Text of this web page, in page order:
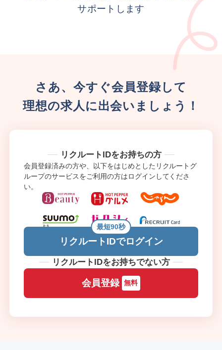
サポートします
さあ、今すぐ会員登録して
理想の求人に出会いましょう！
リクルートIDをお持ちの方
会員登録済みの方や、以下をはじめとしたリクルートグ
ループのサービスをご利用の方はログインしてくださ
い。
リクルートIDでログイン
最短90秒
リクルートIDをお持ちでない方
会員登録 無料